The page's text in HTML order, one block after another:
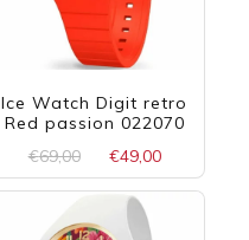
Ice Watch Digit retro
Red passion 022070
€69,00
Le
prix
initial
était :
€49,00
prix
actuel